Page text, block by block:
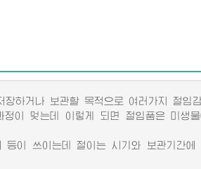
거나 보관할 목적으로 여러가지 절임감
이 멎는데 이렇게 되면 절임품은 미생물
쓰이는데 절이는 시기와 보관기간에